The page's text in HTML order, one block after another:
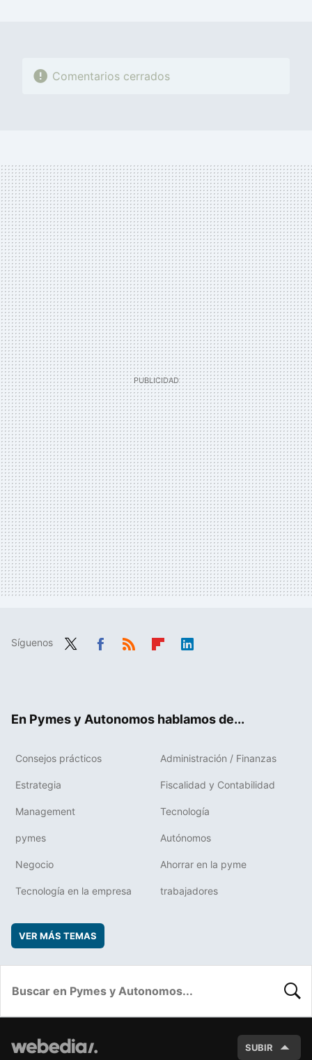
Comentarios cerrados
Síguenos
En Pymes y Autonomos hablamos de...
Consejos prácticos Administración / Finanzas
Estrategia Fiscalidad y Contabilidad
Management Tecnología
pymes Autónomos
Negocio Ahorrar en la pyme
Tecnología en la empresa trabajadores
VER MÁS TEMAS
SUBIR